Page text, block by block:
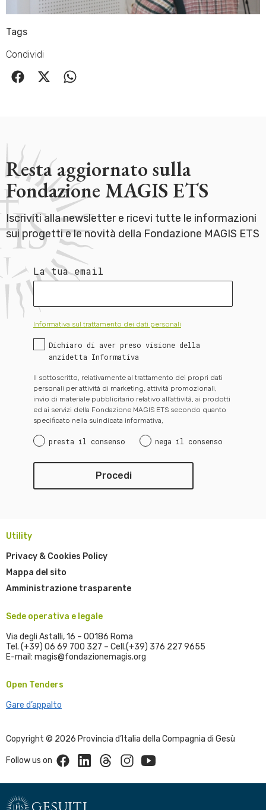
Tags
Condividi
Resta aggiornato sulla
Fondazione MAGIS ETS
Iscriviti alla newsletter e ricevi tutte le informazioni
sui progetti e le novità della Fondazione MAGIS ETS
La tua email
Informativa sul trattamento dei dati personali
Dichiaro di aver preso visione della
anzidetta Informativa
Il sottoscritto, relativamente al trattamento dei propri dati
personali per attività di marketing, attività promozionali,
invio di materiale pubblicitario relativo all’attività, ai prodotti
ed ai servizi della Fondazione MAGIS ETS secondo quanto
specificato nella suindicata informativa,
presta il consenso nega il consenso
Utility
Privacy & Cookies Policy
Mappa del sito
Amministrazione trasparente
Sede operativa e legale
Via degli Astalli, 16 – 00186 Roma
Tel. (+39) 06 69 700 327 – Cell.(+39) 376 227 9655
E-mail: magis@fondazionemagis.org
Open Tenders
Gare d’appalto
Copyright © 2026 Provincia d’Italia della Compagnia di Gesù
Follow us on FacebookLinkedinThreadsInstagramYoutube